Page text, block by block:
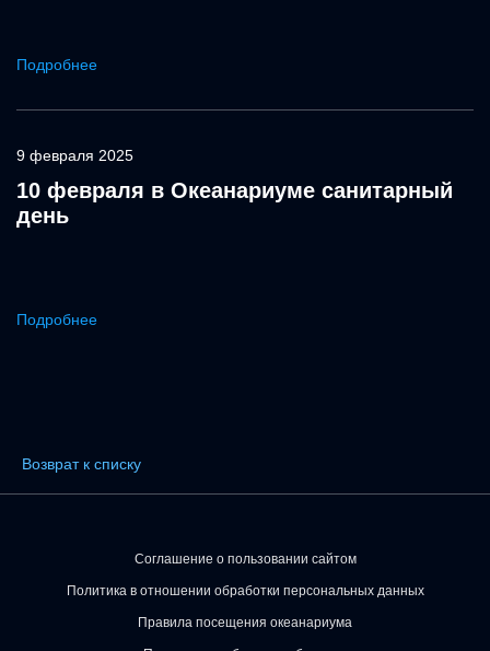
Подробнее
9 февраля 2025
10 февраля в Океанариуме санитарный
день
Подробнее
Возврат к списку
Соглашение о пользовании сайтом
Политика в отношении обработки персональных данных
Правила посещения океанариума